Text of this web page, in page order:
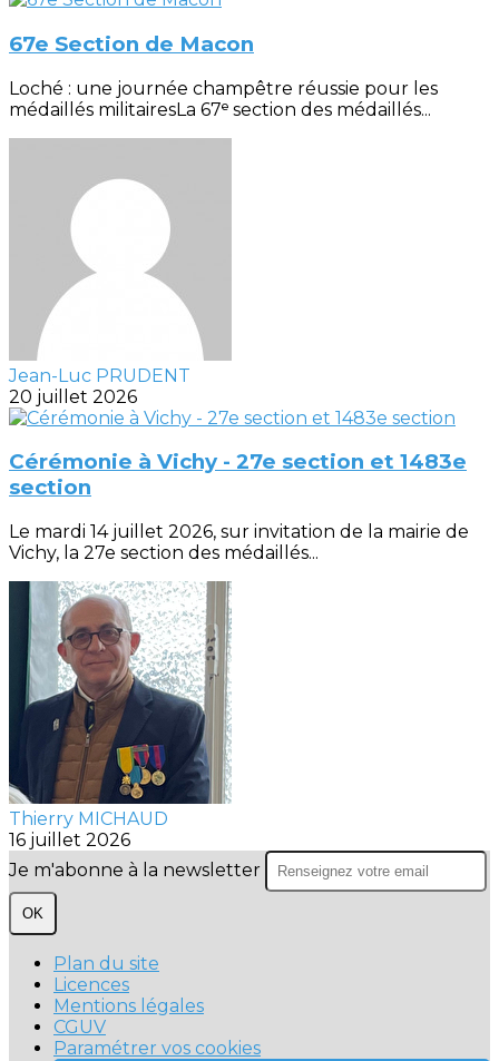
67e Section de Macon
Loché : une journée champêtre réussie pour les
médaillés militairesLa 67ᵉ section des médaillés...
Jean-Luc PRUDENT
20 juillet 2026
Cérémonie à Vichy - 27e section et 1483e
section
Le mardi 14 juillet 2026, sur invitation de la mairie de
Vichy, la 27e section des médaillés...
Thierry MICHAUD
16 juillet 2026
Je m'abonne à la newsletter
OK
Plan du site
Licences
Mentions légales
CGUV
Paramétrer vos cookies